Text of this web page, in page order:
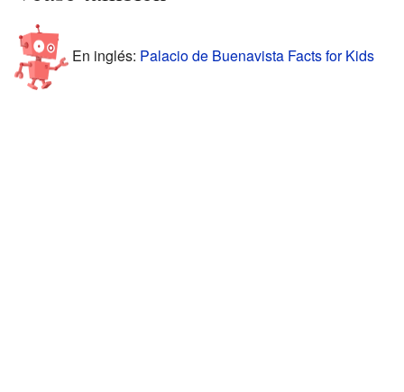
En inglés: Palacio de Buenavista Facts for Kids